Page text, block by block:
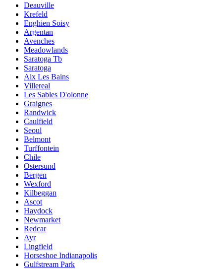
Deauville
Krefeld
Enghien Soisy
Argentan
Avenches
Meadowlands
Saratoga Tb
Saratoga
Aix Les Bains
Villereal
Les Sables D'olonne
Graignes
Randwick
Caulfield
Seoul
Belmont
Turffontein
Chile
Ostersund
Bergen
Wexford
Kilbeggan
Ascot
Haydock
Newmarket
Redcar
Ayr
Lingfield
Horseshoe Indianapolis
Gulfstream Park